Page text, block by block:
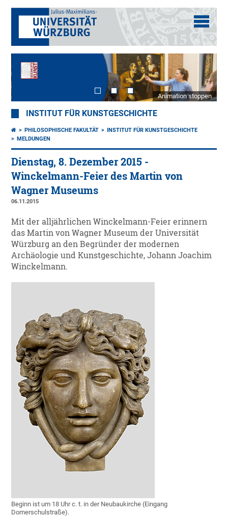
Animation stoppen
INSTITUT FÜR KUNSTGESCHICHTE
PHILOSOPHISCHE FAKULTÄT
INSTITUT FÜR KUNSTGESCHICHTE
MELDUNGEN
Dienstag, 8. Dezember 2015 -
Winckelmann-Feier des Martin von
Wagner Museums
06.11.2015
Mit der alljährlichen Winckelmann-Feier erinnern
das Martin von Wagner Museum der Universität
Würzburg an den Begründer der modernen
Archäologie und Kunstgeschichte, Johann Joachim
Winckelmann.
Beginn ist um 18 Uhr c. t. in der Neubaukirche (Eingang
Domerschulstraße).